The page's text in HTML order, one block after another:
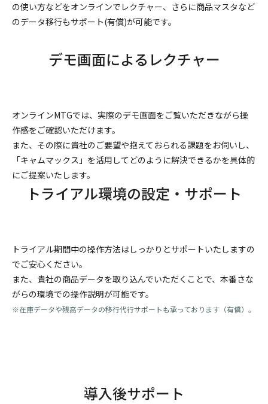
の使い方などをオンラインでレクチャー、 さらに商品マスタなど
のデータ移行もサポート(有償)が可能です。
デモ画面によるレクチャー
オンラインMTGでは、実際のデモ画面をご覧いただきながら操
作感をご確認いただけます。
また、その際に貴社のご要望や抱えておられる課題をお伺いし、
「キャムマックス」を活用してどのように解決できるかを具体的
にご提案いたします。
トライアル環境の設定・サポート
トライアル期間中の操作方法はしっかりとサポートいたしますの
でご安心ください。
また、貴社の商品データを取り込んでいただくことで、本番さな
がらの環境での操作説明が可能です。
※在庫データや残高データの移行代行サポートも承っております（有償）。
導入後サポート